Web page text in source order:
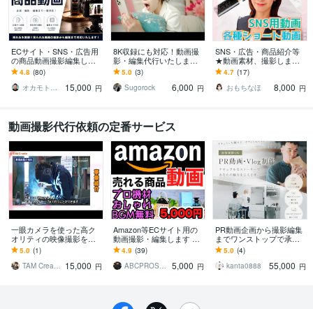
ECサイト・SNS・広告用
の商品動画撮影編集しま
す Amazon・楽天など！
高画質でおしゃれな動画
に仕上げます！
4.8 (80)
オカモトダイキ｜売上を伸ばすカメラマン
15,000 円
8K収録にも対応！動画撮
影・編集代行いたします
取材、インタビュー、
（特定の場所、商品）な
どの素材撮影、他
5.0 (3)
Sugorock
6,000 円
SNS・広告・商品紹介等
★動画素材、撮影します
女性モデルがインスタ、Y
ouTube等向け動画素材を
ご提供！
4.7 (17)
おもちなほ
8,000 円
動画撮影代行依頼の定番サービス
一眼カメラを使った高ク
オリティの映像撮影を行
います ～ビジネス向けの
映像撮影・制作を多数経
験～
5.0 (1)
TAM Create たむクリエイト 15,000 円
Amazon等ECサイト用の
動画撮影・編集します ■
新規参入キャンペーン■本
業が映像制作のプロが動
画制作します
4.9 (39)
ABCPROSHOT
5,000 円
PR動画企画から撮影編集
までワンストップで承り
ます リアルな暮らしの中
で、商品の魅力が伝わる
動画を
5.0 (4)
kanta0888
55,000 円